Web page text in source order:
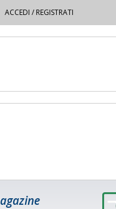
ACCEDI / REGISTRATI